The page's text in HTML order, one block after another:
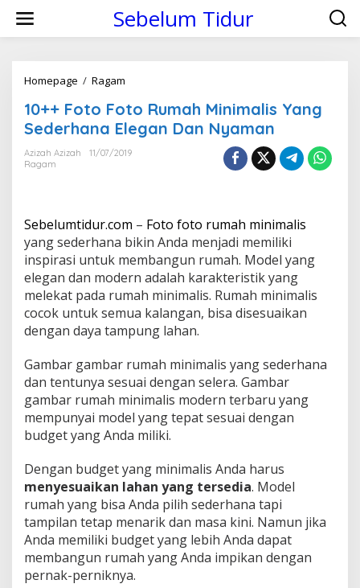
i
Sebelum Tidur
Homepage / Ragam
+
+
F
o
t
o
R
u
m
a
h
M
i
m
a
l
i
s
a
n
g
e
d
e
r
10++ Foto Foto Rumah Minimalis Yang
Sederhana Elegan Dan Nyaman
Azizah Azizah
11/07/2019
Ragam
Sebelumtidur.com – Foto foto rumah minimalis
yang sederhana bikin Anda menjadi memiliki
inspirasi untuk membangun rumah. Model yang
elegan dan modern adalah karakteristik yang
melekat pada rumah minimalis. Rumah minimalis
cocok untuk semua kalangan, bisa disesuaikan
dengan daya tampung lahan.
Gambar gambar rumah minimalis yang sederhana
dan tentunya sesuai dengan selera. Gambar
gambar rumah minimalis modern terbaru yang
mempunyai model yang tepat sesuai dengan
budget yang Anda miliki.
Dengan budget yang minimalis Anda harus
menyesuaikan lahan yang tersedia. Model
rumah yang bisa Anda pilih sederhana tapi
tampilan tetap menarik dan masa kini. Namun jika
Anda memiliki budget yang lebih Anda dapat
membangun rumah yang Anda impikan dengan
pernak-perniknya.